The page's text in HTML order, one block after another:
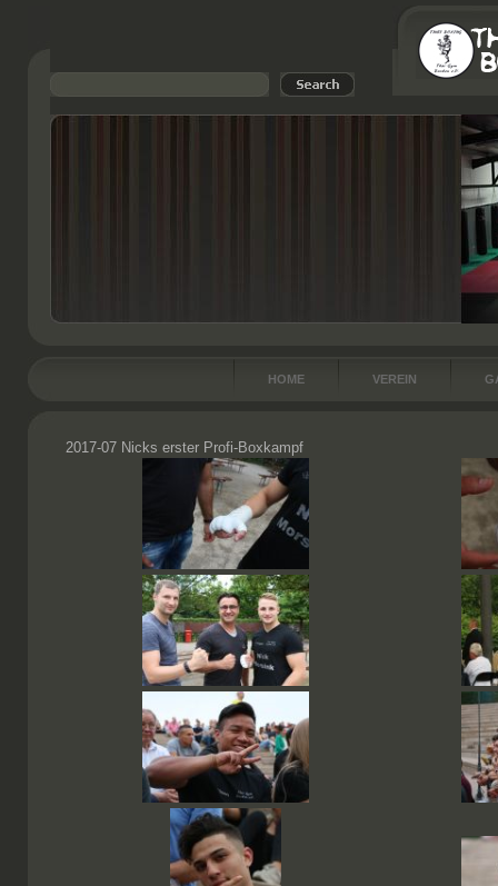
HOME VEREIN
2017-07 Nicks erster Profi-Boxkampf